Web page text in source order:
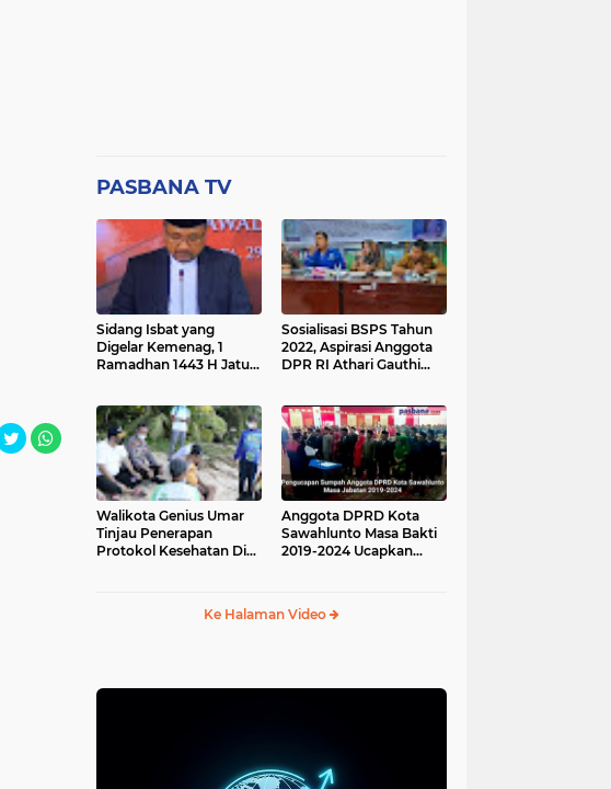
PASBANA TV
Sidang Isbat yang
Digelar Kemenag, 1
Ramadhan 1443 H Jatuh
Sosialisasi BSPS Tahun
2022, Aspirasi Anggota
DPR RI Athari Gauthi
Walikota Genius Umar
Tinjau Penerapan
Protokol Kesehatan Di
Anggota DPRD Kota
Sawahlunto Masa Bakti
2019-2024 Ucapkan
Ke Halaman Video